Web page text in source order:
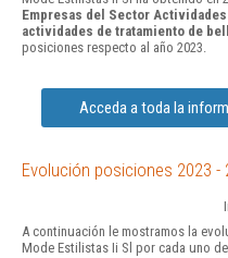
Empresas del Sector
actividades de tratamiento de
posiciones respecto al año 2023.
Acceda a toda la
Evolución posiciones 2023 -
A continuación le mostramos la
Mode Estilistas Ii Sl por cada uno